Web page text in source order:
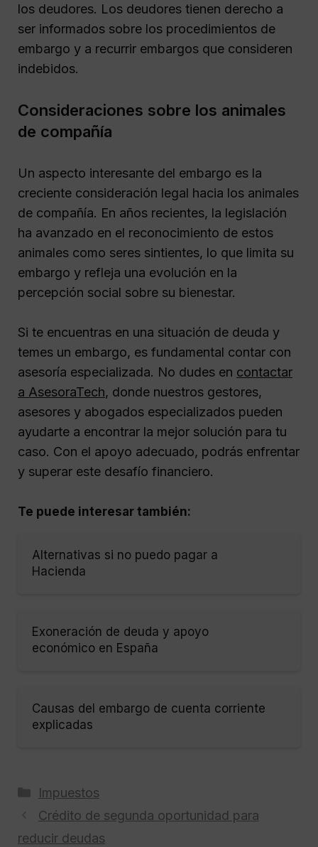
los deudores. Los deudores tienen derecho a
ser informados sobre los procedimientos de
embargo y a recurrir embargos que consideren
indebidos.
Consideraciones sobre los animales
de compañía
Un aspecto interesante del embargo es la
creciente consideración legal hacia los animales
de compañía. En años recientes, la legislación
ha avanzado en el reconocimiento de estos
animales como seres sintientes, lo que limita su
embargo y refleja una evolución en la
percepción social sobre su bienestar.
Si te encuentras en una situación de deuda y
temes un embargo, es fundamental contar con
asesoría especializada. No dudes en contactar
a AsesoraTech, donde nuestros gestores,
asesores y abogados especializados pueden
ayudarte a encontrar la mejor solución para tu
caso. Con el apoyo adecuado, podrás enfrentar
y superar este desafío financiero.
Te puede interesar también:
Alternativas si no puedo pagar a
Hacienda
Exoneración de deuda y apoyo
económico en España
Causas del embargo de cuenta corriente
explicadas
Categorías
Impuestos
Crédito de segunda oportunidad para
reducir deudas